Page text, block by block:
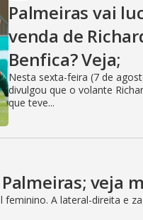
Palmeiras vai
venda de
Benfica? Veja;
Nesta sexta-feira (7 de
divulgou que o volante
que teve...
veja
A lateral-direita e